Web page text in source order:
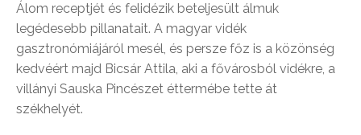
Álom receptjét és felidézik beteljesült álmuk
legédesebb pillanatait. A magyar vidék
gasztronómiájáról mesél, és persze főz is a közönség
kedvéért majd Bicsár Attila, aki a fővárosból vidékre, a
villányi Sauska Pincészet éttermébe tette át
székhelyét.